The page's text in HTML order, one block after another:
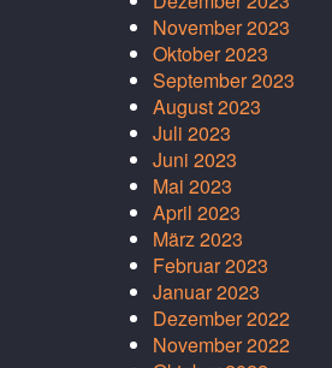
November 2023
Oktober 2023
September 2023
August 2023
Juli 2023
Juni 2023
Mai 2023
April 2023
März 2023
Februar 2023
Januar 2023
Dezember 2022
November 2022